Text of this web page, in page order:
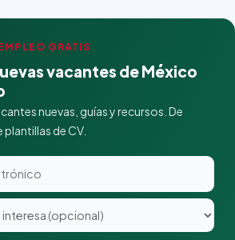
GRATIS
vacantes de México
nuevas, guías y recursos. De
de CV.